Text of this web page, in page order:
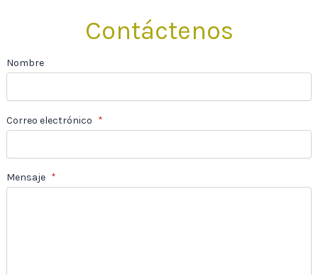
Contáctenos
Nombre
Correo electrónico *
Mensaje *